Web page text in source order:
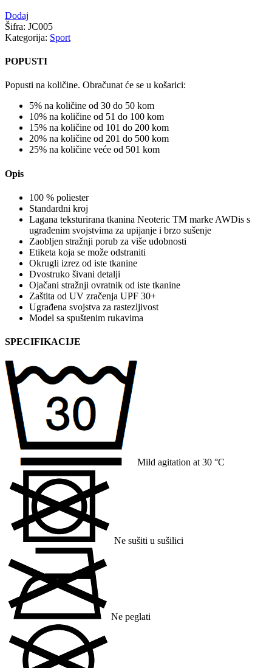
Dodaj
Šifra: JC005
Kategorija: Sport
POPUSTI
Popusti na količine. Obračunat će se u košarici:
5% na količine od 30 do 50 kom
10% na količine od 51 do 100 kom
15% na količine od 101 do 200 kom
20% na količine od 201 do 500 kom
25% na količine veće od 501 kom
Opis
100 % poliester
Standardni kroj
Lagana teksturirana tkanina Neoteric TM marke AWDis s
ugrađenim svojstvima za upijanje i brzo sušenje
Zaobljen stražnji porub za više udobnosti
Etiketa koja se može odstraniti
Okrugli izrez od iste tkanine
Dvostruko šivani detalji
Ojačani stražnji ovratnik od iste tkanine
Zaštita od UV zračenja UPF 30+
Ugrađena svojstva za rastezljivost
Model sa spuštenim rukavima
SPECIFIKACIJE
Mild agitation at 30 °C
Ne sušiti u sušilici
Ne peglati